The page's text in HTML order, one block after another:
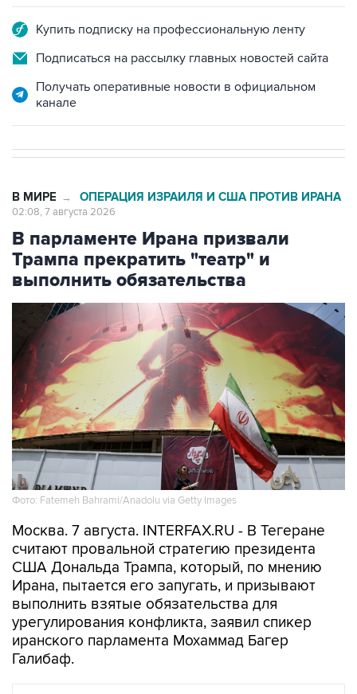
Купить подписку на профессиональную ленту
Подписаться на рассылку главных новостей сайта
Получать оперативные новости в официальном
канале
В МИРЕ → ОПЕРАЦИЯ ИЗРАИЛЯ И США ПРОТИВ ИРАНА
02:08, 7 августа 2026
В парламенте Ирана призвали
Трампа прекратить "театр" и
выполнить обязательства
Фото: Fatemeh Bahrami/Anadolu via Getty Images
Москва. 7 августа. INTERFAX.RU - В Тегеране
считают провальной стратегию президента
США Дональда Трампа, который, по мнению
Ирана, пытается его запугать, и призывают
выполнить взятые обязательства для
урегулирования конфликта, заявил спикер
иранского парламента Мохаммад Багер
Галибаф.